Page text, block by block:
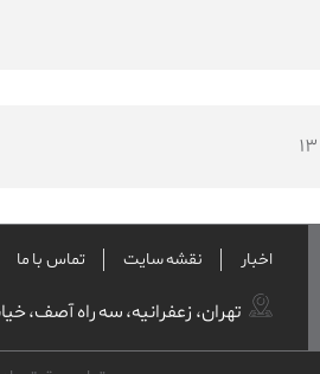
اخبار نقشه سایت تماس با ما
تهران، زعفرانیه، سه راه آصف،